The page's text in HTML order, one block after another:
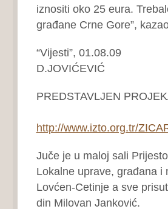
iznositi oko 25 eura.
građane Crne Gore”,
“Vijesti”, 01.08.09
D.JOVIĆEVIĆ
PREDSTAVLJEN
http://www.izto.org.tr/
Juče je u maloj sali
Lokalne uprave, građana i
Lovćen-Cetinje a sve
din Milovan Janković.